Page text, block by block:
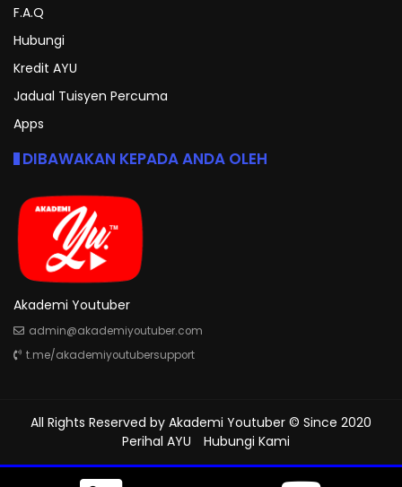
F.A.Q
Hubungi
Kredit AYU
Jadual Tuisyen Percuma
Apps
DIBAWAKAN KEPADA ANDA OLEH
Akademi Youtuber
admin@akademiyoutuber.com
t.me/akademiyoutubersupport
All Rights Reserved by Akademi Youtuber © Since 2020
Perihal AYU
Hubungi Kami